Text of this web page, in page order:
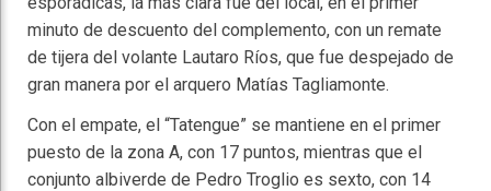
minuto de descuento del complemento, con un remate
de tijera del volante Lautaro Ríos, que fue despejado de
gran manera por el arquero Matías Tagliamonte.
Con el empate, el “Tatengue” se mantiene en el primer
puesto de la zona A, con 17 puntos, mientras que el
conjunto albiverde de Pedro Troglio es sexto, con 14